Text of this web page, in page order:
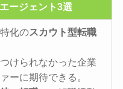
ージェント3選
化のスカウト型転職
けられなかった企業
ーに期待できる。